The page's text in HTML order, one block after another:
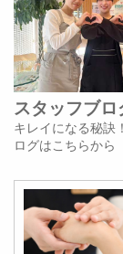
スタッフブロ
キレイになる秘訣
ログはこちらから